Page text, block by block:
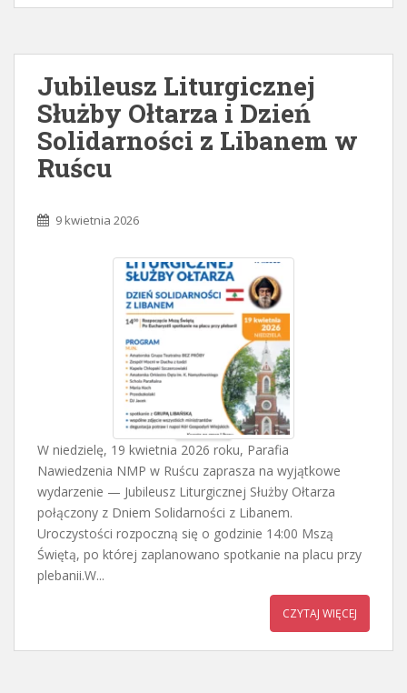
Jubileusz Liturgicznej
Służby Ołtarza i Dzień
Solidarności z Libanem w
Ruścu
9 kwietnia 2026
W niedzielę, 19 kwietnia 2026 roku, Parafia
Nawiedzenia NMP w Ruścu zaprasza na wyjątkowe
wydarzenie — Jubileusz Liturgicznej Służby Ołtarza
połączony z Dniem Solidarności z Libanem.
Uroczystości rozpoczną się o godzinie 14:00 Mszą
Świętą, po której zaplanowano spotkanie na placu przy
plebanii.W...
CZYTAJ WIĘCEJ